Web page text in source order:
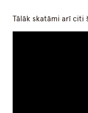
Tālāk skatāmi arī citi